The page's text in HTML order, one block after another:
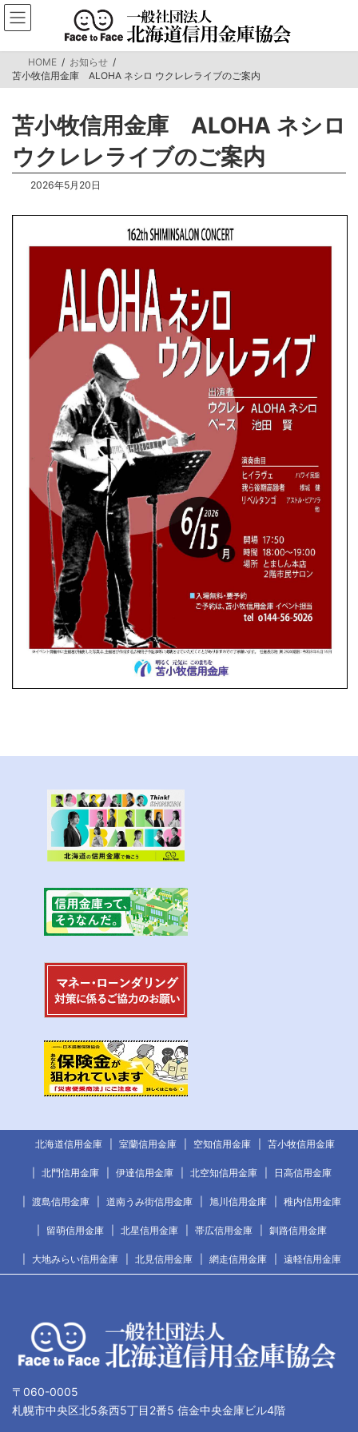
コ
ン
ン
ナ
ビ
ー
HOME
お知らせ
苫小牧信用金庫 ALOHA ネシロ ウクレレライブのご案内
苫小牧信用金庫 ALOHA ネシロ
ウクレレライブのご案内
2026年5月20日
北海道信用金庫 室蘭信用金庫 空知信用金庫 苫小牧信用金庫
北門信用金庫 伊達信用金庫 北空知信用金庫 日高信用金庫
渡島信用金庫 道南うみ街信用金庫 旭川信用金庫 稚内信用金庫
留萌信用金庫 北星信用金庫 帯広信用金庫 釧路信用金庫
大地みらい信用金庫 北見信用金庫 網走信用金庫 遠軽信用金庫
〒060-0005
札幌市中央区北5条西5丁目2番5 信金中央金庫ビル4階